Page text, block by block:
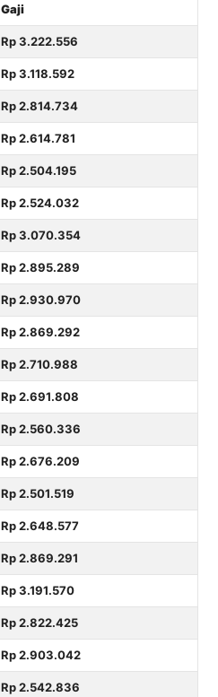
Gaji
Rp 3.222.556
Rp 3.118.592
Rp 2.814.734
Rp 2.614.781
Rp 2.504.195
Rp 2.524.032
Rp 3.070.354
Rp 2.895.289
Rp 2.930.970
Rp 2.869.292
Rp 2.710.988
Rp 2.691.808
Rp 2.560.336
Rp 2.676.209
Rp 2.501.519
Rp 2.648.577
Rp 2.869.291
Rp 3.191.570
Rp 2.822.425
Rp 2.903.042
Rp 2.542.836